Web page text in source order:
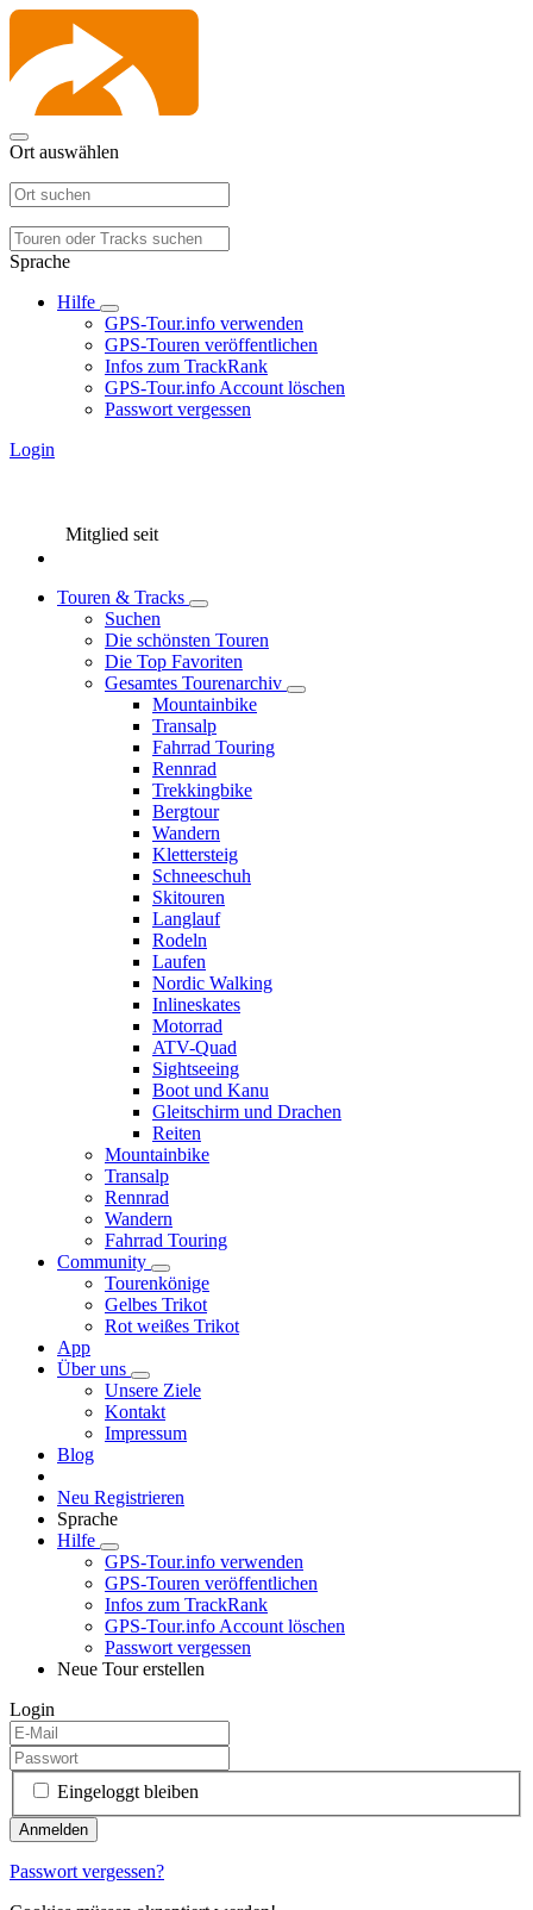
Ort auswählen
Sprache
Hilfe
GPS-Tour.info verwenden
GPS-Touren veröffentlichen
Infos zum TrackRank
GPS-Tour.info Account löschen
Passwort vergessen
Login
Mitglied seit
Touren & Tracks
Suchen
Die schönsten Touren
Die Top Favoriten
Gesamtes Tourenarchiv
Mountainbike
Transalp
Fahrrad Touring
Rennrad
Trekkingbike
Bergtour
Wandern
Klettersteig
Schneeschuh
Skitouren
Langlauf
Rodeln
Laufen
Nordic Walking
Inlineskates
Motorrad
ATV-Quad
Sightseeing
Boot und Kanu
Gleitschirm und Drachen
Reiten
Mountainbike
Transalp
Rennrad
Wandern
Fahrrad Touring
Community
Tourenkönige
Gelbes Trikot
Rot weißes Trikot
App
Über uns
Unsere Ziele
Kontakt
Impressum
Blog
Neu Registrieren
Sprache
Hilfe
GPS-Tour.info verwenden
GPS-Touren veröffentlichen
Infos zum TrackRank
GPS-Tour.info Account löschen
Passwort vergessen
Neue Tour erstellen
Login
Eingeloggt bleiben
Passwort vergessen?